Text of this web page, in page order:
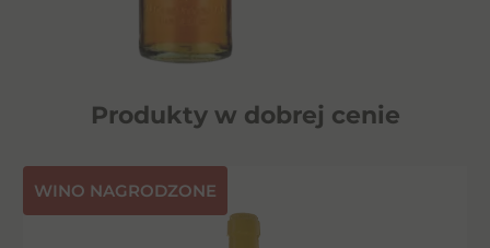
Produkty w dobrej cenie
⁠WINO NAGRODZONE